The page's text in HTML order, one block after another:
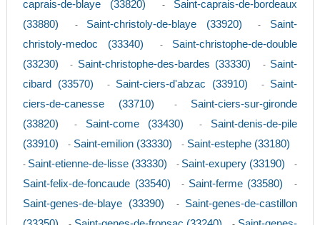
caprais-de-blaye (33820)
- Saint-caprais-de-bordeaux
(33880)
- Saint-christoly-de-blaye (33920) - Saint-
christoly-medoc (33340)
- Saint-christophe-de-double
(33230)
- Saint-christophe-des-bardes (33330) - Saint-
cibard (33570)
- Saint-ciers-d'abzac (33910) - Saint-
ciers-de-canesse (33710)
- Saint-ciers-sur-gironde
(33820)
- Saint-come (33430) - Saint-denis-de-pile
(33910)
- Saint-emilion (33330) - Saint-estephe (33180)
- Saint-etienne-de-lisse (33330) - Saint-exupery (33190) -
Saint-felix-de-foncaude (33540) - Saint-ferme (33580) -
Saint-genes-de-blaye (33390) - Saint-genes-de-castillon